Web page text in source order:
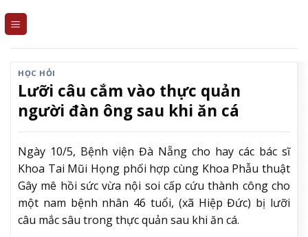
HỌC HỎI
Lưỡi câu cắm vào thực quản
người đàn ông sau khi ăn cá
Ngày 10/5, Bệnh viện Đà Nẵng cho hay các bác sĩ
Khoa Tai Mũi Họng phối hợp cùng Khoa Phẫu thuật
Gây mê hồi sức vừa nội soi cấp cứu thành công cho
một nam bệnh nhân 46 tuổi, (xã Hiệp Đức) bị lưỡi
câu mắc sâu trong thực quản sau khi ăn cá.